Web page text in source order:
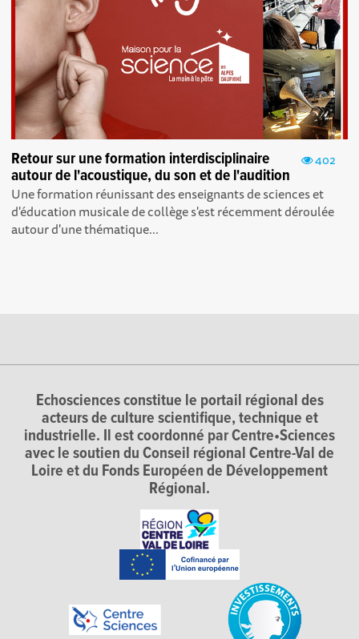
402
Retour sur une formation interdisciplinaire
autour de l'acoustique, du son et de l'audition
Une formation réunissant des enseignants de sciences et
d'éducation musicale de collège s'est récemment déroulée
autour d'une thématique...
Echosciences constitue le portail régional des
acteurs de culture scientifique, technique et
industrielle. Il est coordonné par Centre•Sciences
avec le soutien du Conseil régional Centre-Val de
Loire et du Fonds Européen de Développement
Régional.